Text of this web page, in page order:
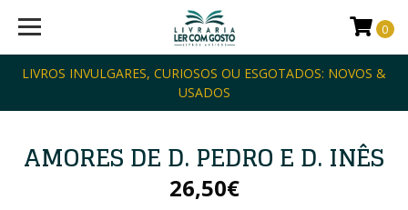
LIVROS INVULGARES, CURIOSOS OU ESGOTADOS: NOVOS &
USADOS
0
AMORES DE D. PEDRO E D. INÊS
26,50€